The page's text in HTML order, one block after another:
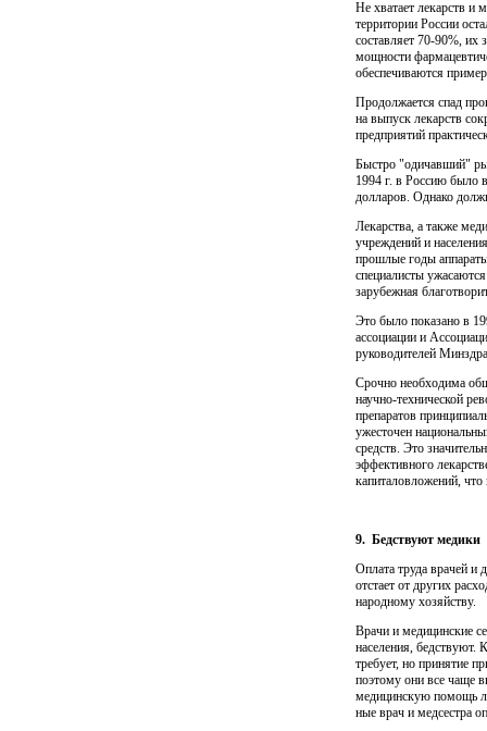
Не хватает лекарств и
территории России
составляет 70-90%, их
мощности
обеспечиваются
Продолжается спад
на выпуск лекарств
предприятий
Быстро "одичавший"
1994 г. в Россию было
долларов. Однако
Лекарства, а также
учреждений и
прошлые годы
специалисты
зарубежная
Это было показано в
ассоциации и
руководителей
Срочно необходима
научно-технической
препара­тов
ужесточен
средств. Это
эффективного
капиталовложений,
9. Бедствуют медики
Оплата труда врачей и
отстает от других
народному хозяй­ству.
Врачи и медицинские
населения, бедствуют.
требует, но принятие
поэтому они все чаще
медицинскую помощь
ные врач и медсестра